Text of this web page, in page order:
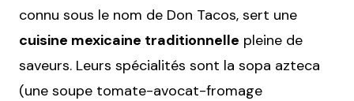
connu sous le nom de Don Tacos, sert une
cuisine mexicaine traditionnelle pleine de
saveurs. Leurs spécialités sont la sopa azteca
(une soupe tomate-avocat-fromage